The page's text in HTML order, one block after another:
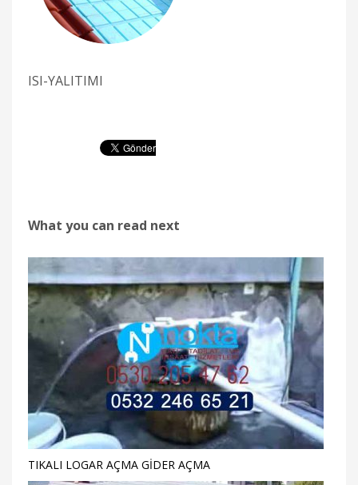
ISI-YALITIMI
What you can read next
TIKALI LOGAR AÇMA GİDER AÇMA